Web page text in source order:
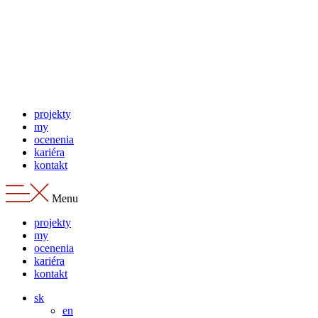
projekty
my
ocenenia
kariéra
kontakt
Menu
projekty
my
ocenenia
kariéra
kontakt
sk
en